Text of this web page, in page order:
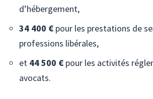
d’hébergement,
34 400 € pour les prestations de
professions libérales,
et 44 500 € pour les activités
avocats.